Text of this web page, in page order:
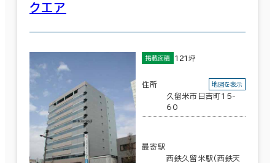
クエア
掲載面積 121坪
住所
久留米市日吉町15-
60
地図を表示
最寄駅
西鉄久留米駅(西鉄天